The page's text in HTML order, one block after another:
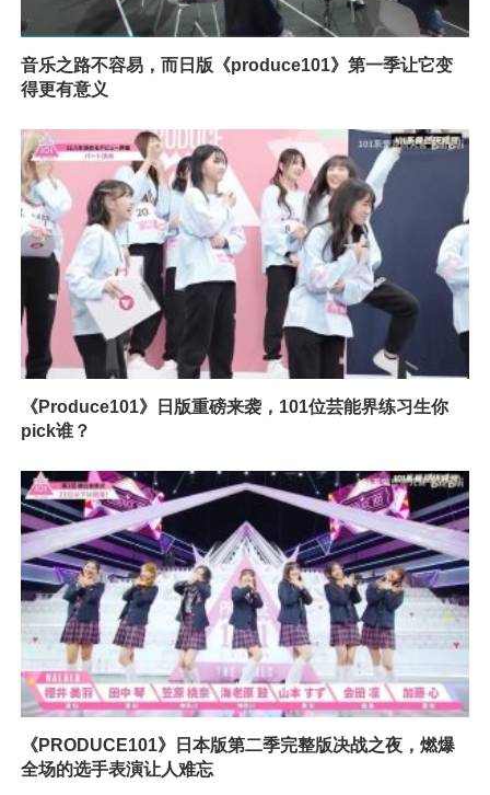
音乐之路不容易，而日版《produce101》第一季让它变
得更有意义
《Produce101》日版重磅来袭，101位芸能界练习生你
pick谁？
《PRODUCE101》日本版第二季完整版决战之夜，燃爆
全场的选手表演让人难忘